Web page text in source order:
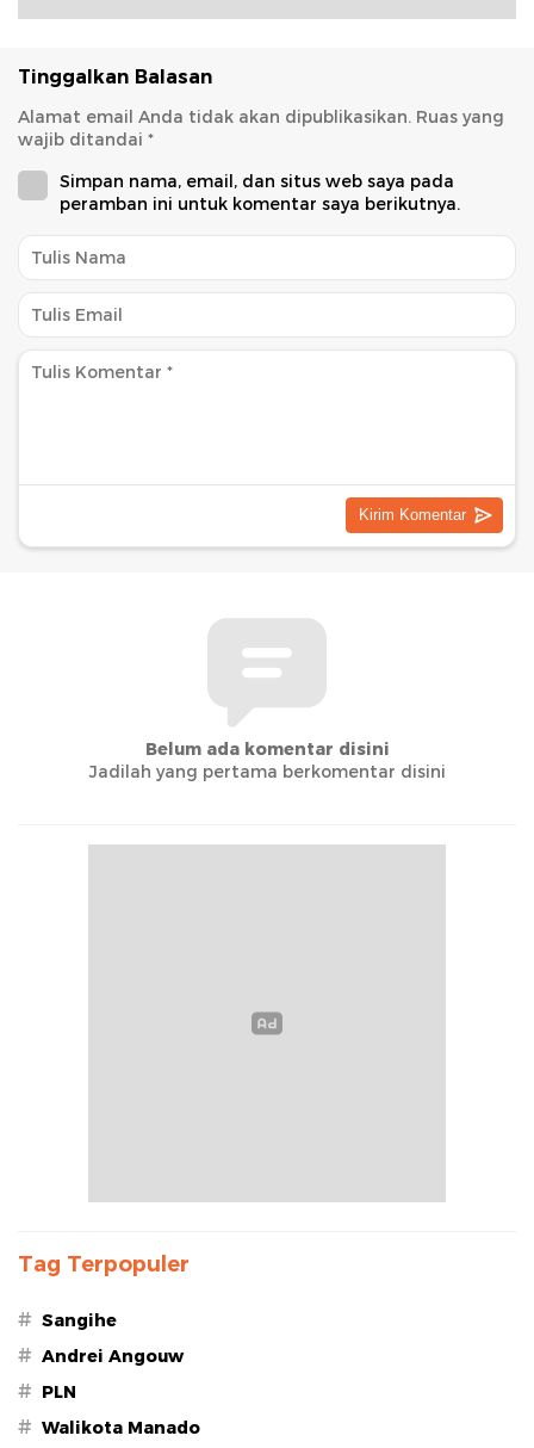
Tinggalkan Balasan
Alamat email Anda tidak akan dipublikasikan. Ruas yang
wajib ditandai *
Simpan nama, email, dan situs web saya pada
peramban ini untuk komentar saya berikutnya.
Belum ada komentar disini
Jadilah yang pertama berkomentar disini
Tag Terpopuler
# Sangihe
# Andrei Angouw
# PLN
# Walikota Manado